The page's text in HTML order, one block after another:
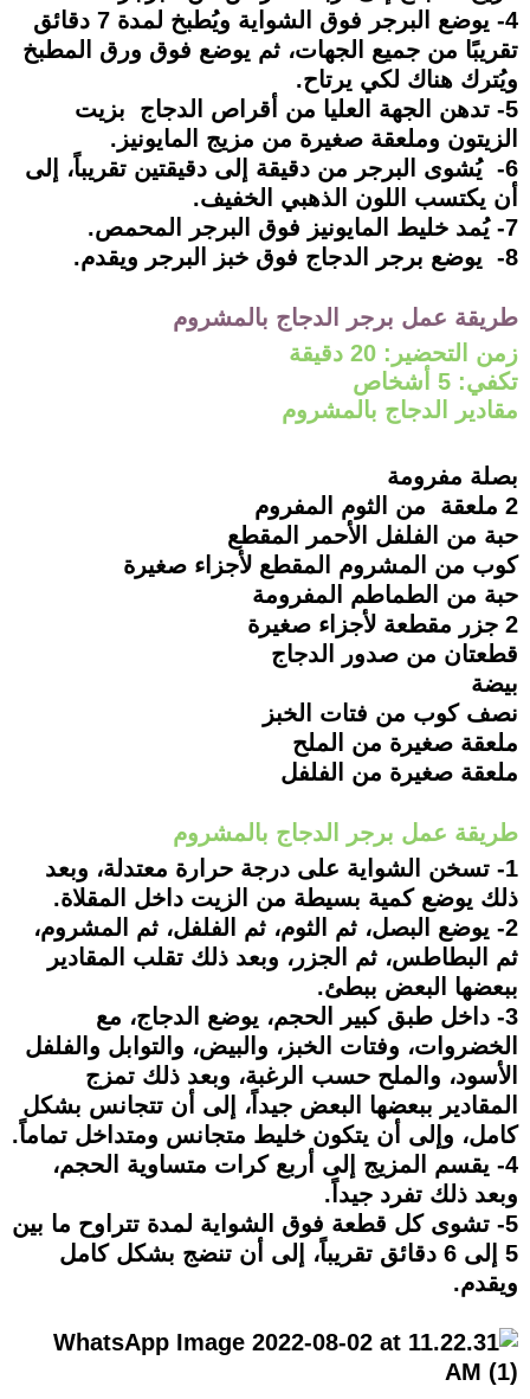
4- يوضع البرجر فوق الشواية ويُطبخ لمدة 7 دقائق
تقريبًا من جميع الجهات، ثم يوضع فوق ورق المطبخ
ويُترك هناك لكي يرتاح.
5- تدهن الجهة العليا من أقراص الدجاج بزيت
الزيتون وملعقة صغيرة من مزيج المايونيز.
6- يُشوى البرجر من دقيقة إلى دقيقتين تقريباً، إلى
أن يكتسب اللون الذهبي الخفيف.
7- يُمد خليط المايونيز فوق البرجر المحمص.
8- يوضع برجر الدجاج فوق خبز البرجر ويقدم.
طريقة عمل برجر الدجاج بالمشروم
زمن التحضير: 20 دقيقة
تكفي: 5 أشخاص
مقادير الدجاج بالمشروم
بصلة مفرومة
2 ملعقة من الثوم المفروم
حبة من الفلفل الأحمر المقطع
كوب من المشروم المقطع لأجزاء صغيرة
حبة من الطماطم المفرومة
2 جزر مقطعة لأجزاء صغيرة
قطعتان من صدور الدجاج
بيضة
نصف كوب من فتات الخبز
ملعقة صغيرة من الملح
ملعقة صغيرة من الفلفل
طريقة عمل برجر الدجاج بالمشروم
1- تسخن الشواية على درجة حرارة معتدلة، وبعد
ذلك يوضع كمية بسيطة من الزيت داخل المقلاة.
2- يوضع البصل، ثم الثوم، ثم الفلفل، ثم المشروم،
ثم البطاطس، ثم الجزر، وبعد ذلك تقلب المقادير
ببعضها البعض ببطئ.
3- داخل طبق كبير الحجم، يوضع الدجاج، مع
الخضروات، وفتات الخبز، والبيض، والتوابل والفلفل
الأسود، والملح حسب الرغبة، وبعد ذلك تمزج
المقادير ببعضها البعض جيداً، إلى أن تتجانس بشكل
كامل، وإلى أن يتكون خليط متجانس ومتداخل تماماً.
4- يقسم المزيج إلى أربع كرات متساوية الحجم،
وبعد ذلك تفرد جيداً.
5- تشوى كل قطعة فوق الشواية لمدة تتراوح ما بين
5 إلى 6 دقائق تقريباً، إلى أن تنضج بشكل كامل
ويقدم.